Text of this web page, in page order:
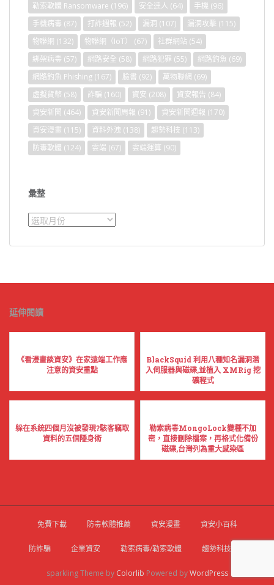
勒索軟體 Ransomware (196) 安全達人 (64) 手機 (96)
手機病毒 (87) 打詐週報 (52) 漏洞 (107) 漏洞攻擊 (115)
物聯網 (132) 物聯網（IoT） (67) 社群網站 (54)
綁架病毒 (57) 網路安全 (58) 網路犯罪 (55) 網路釣魚 (69)
網路釣魚 Phishing (167) 臉書 (92) 萬物聯網 (69)
虛擬貨幣 (58) 詐騙 (160) 資安 (208) 資安報告 (84)
資安新聞 (464) 資安新聞周報 (91) 資安新聞週報 (170)
資安漫畫 (115) 資料外洩 (138) 趨勢科技 (113)
防毒軟體 (124) 雲端 (67) 雲端運算 (90)
彙整
彙
延伸閱讀
《看漫畫談資安》在家遠端工作應
注意的資安重點
BlackSquid 利用八種知名漏洞潛
入伺服器與磁碟,並植入 XMRig 挖
礦程式
躲在系統四個月沒被發現?駭客竊取
資料的五個隱身術
勒索病毒MongoLock變種不加
密，直接刪除檔案，再格式化備份
磁碟,台灣列為重大感染區
免費下載 防毒軟體推薦 資安漫畫 資安小百科
防詐騙 企業資安 勒索病毒/勒索軟體 趨勢科技官網
sparkling Theme by Colorlib Powered byWordPress